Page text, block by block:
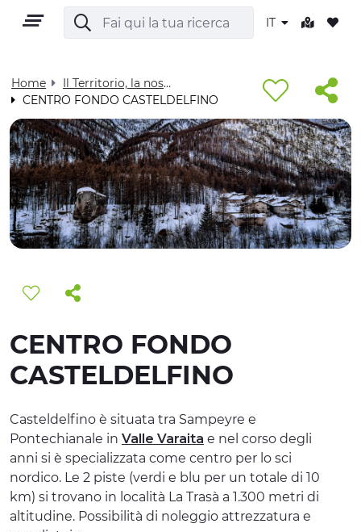
IT
IT
TERRITORIO
CULTURA
NATURA E BENESSERE
ESPERIENZE
EVENTI
OFFERTE
ACCOGLIENZA
Home
Il Territorio, la nostra casa - Visit Cuneese
CENTRO FONDO CASTELDELFINO
CENTRO FONDO
CASTELDELFINO
Casteldelfino è situata tra Sampeyre e
Pontechianale in Valle Varaita e nel corso degli
anni si è specializzata come centro per lo sci
nordico. Le 2 piste (verdi e blu per un totale di 10
km) si trovano in località La Trasà a 1.300 metri di
altitudine. Possibilità di noleggio attrezzatura e